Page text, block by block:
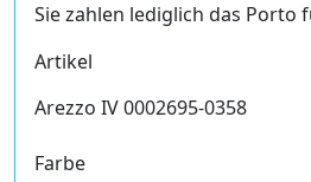
Sie zahlen lediglich das Porto
Artikel
Arezzo IV 0002695-0358
Farbe